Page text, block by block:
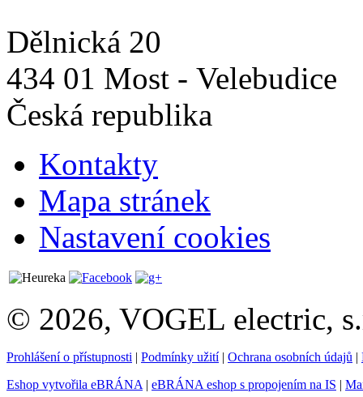
Dělnická 20
434 01 Most - Velebudice
Česká republika
Kontakty
Mapa stránek
Nastavení cookies
© 2026, VOGEL electric,
Prohlášení o přístupnosti | Podmínky užití| Ochrana osobních údajů |
Eshop vytvořila eBRÁNA | eBRÁNA eshop s propojením na IS |